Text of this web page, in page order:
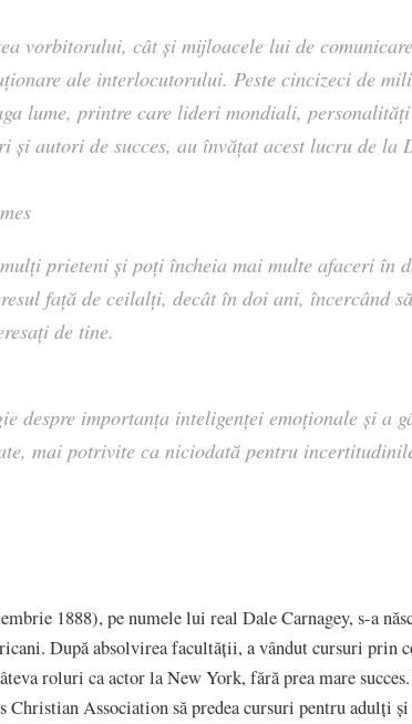
vorbitorului, cât și mijloacele lui de
ale interlocutorului. Peste cincizeci de
lume, printre care lideri mondiali,
și autori de succes, au învățat acest lucru de la
prieteni și poți încheia mai multe afaceri în
față de ceilalți, decât în doi ani, încercând
de tine.
despre importanța inteligenței emoționale și a
mai potrivite ca niciodată pentru
1888), pe numele lui real Dale Carnagey, s‑a
După absolvirea facultăţii, a vândut cursuri prin
roluri ca actor la New York, fără prea mare
Christian Association să predea cursuri pentru adulţi